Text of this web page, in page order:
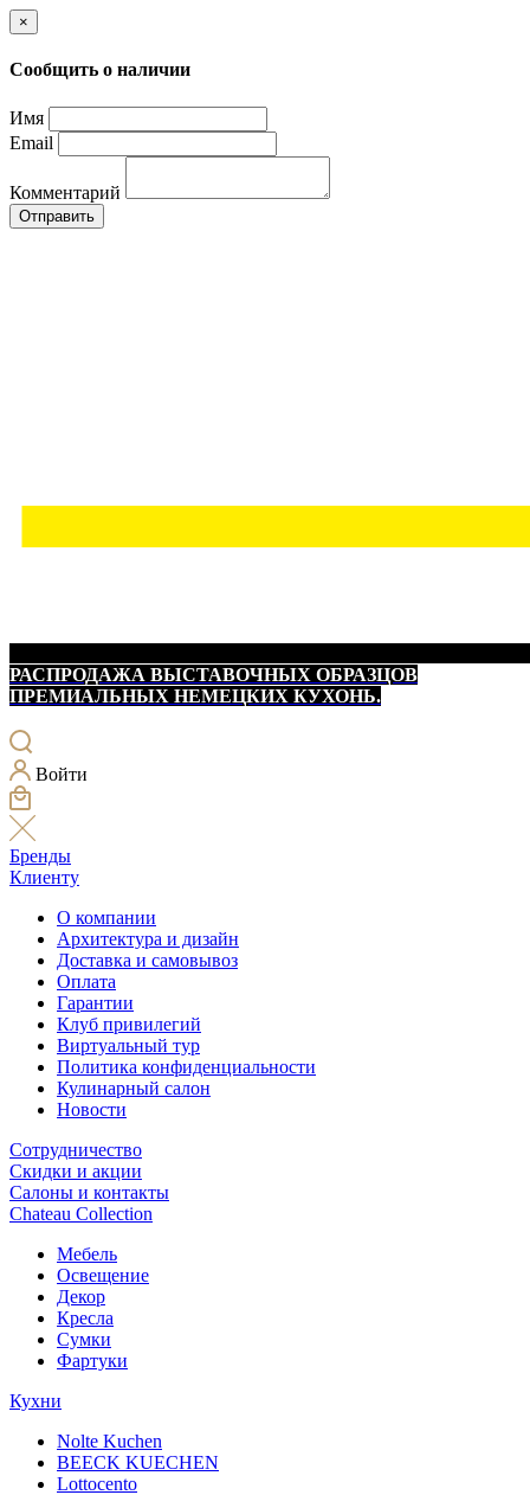
×
Сообщить о наличии
Имя
Email
Комментарий
Отправить
РАСПРОДАЖА ВЫСТАВОЧНЫХ ОБРАЗЦОВ
ПРЕМИАЛЬНЫХ НЕМЕЦКИХ КУХОНЬ.
Войти
Бренды
Клиенту
О компании
Архитектура и дизайн
Доставка и самовывоз
Оплата
Гарантии
Клуб привилегий
Виртуальный тур
Политика конфиденциальности
Кулинарный салон
Новости
Сотрудничество
Скидки и акции
Салоны и контакты
Chateau Collection
Мебель
Освещение
Декор
Кресла
Сумки
Фартуки
Кухни
Nolte Kuchen
BEECK KUECHEN
Lottocento